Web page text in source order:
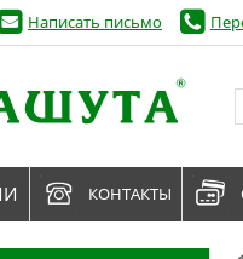
Написать письмо
КОНТАКТЫ